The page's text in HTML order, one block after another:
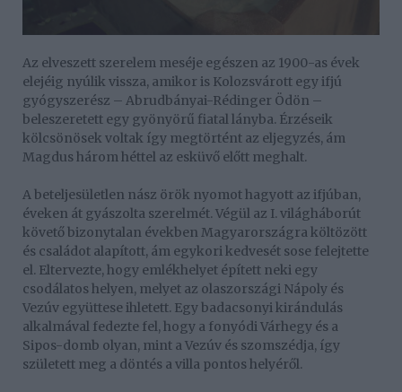
Az elveszett szerelem meséje egészen az 1900-as évek
elejéig nyúlik vissza, amikor is Kolozsvárott egy ifjú
gyógyszerész – Abrudbányai-Rédinger Ödön –
beleszeretett egy gyönyörű fiatal lányba. Érzéseik
kölcsönösek voltak így megtörtént az eljegyzés, ám
Magdus három héttel az esküvő előtt meghalt.
A beteljesületlen nász örök nyomot hagyott az ifjúban,
éveken át gyászolta szerelmét. Végül az I. világháborút
követő bizonytalan években Magyarországra költözött
és családot alapított, ám egykori kedvesét sose felejtette
el. Eltervezte, hogy emlékhelyet épített neki egy
csodálatos helyen, melyet az olaszországi Nápoly és
Vezúv együttese ihletett. Egy badacsonyi kirándulás
alkalmával fedezte fel, hogy a fonyódi Várhegy és a
Sipos-domb olyan, mint a Vezúv és szomszédja, így
született meg a döntés a villa pontos helyéről.